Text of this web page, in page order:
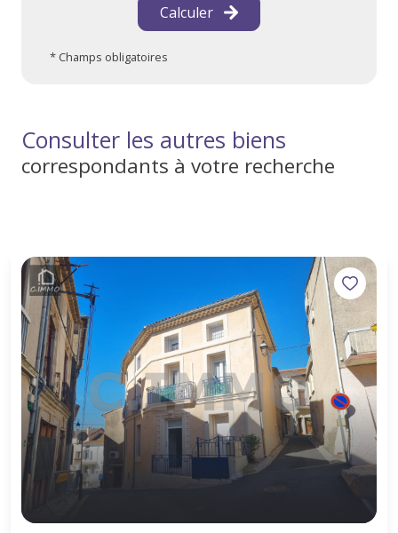
Calculer
* Champs obligatoires
Consulter les autres biens
correspondants à votre recherche